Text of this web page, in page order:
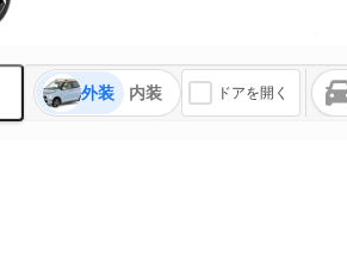
外装 内装 ドアを開く